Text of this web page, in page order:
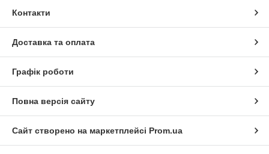
Контакти
Доставка та оплата
Графік роботи
Повна версія сайту
Сайт створено на маркетплейсі Prom.ua